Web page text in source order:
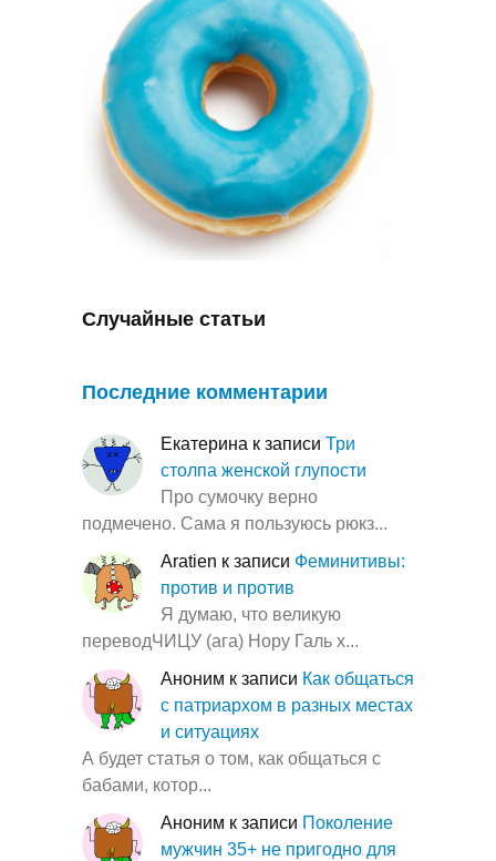
Случайные статьи
Последние комментарии
Екатерина к записи Три
столпа женской глупости
Про сумочку верно
подмечено. Сама я пользуюсь рюкз...
Aratien к записи Феминитивы:
против и против
Я думаю, что великую
переводЧИЦУ (ага) Нору Галь х...
Аноним к записи Как общаться
с патриархом в разных местах
и ситуациях
А будет статья о том, как общаться с
бабами, котор...
Аноним к записи Поколение
мужчин 35+ не пригодно для